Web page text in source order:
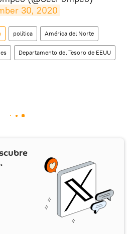
30, 2020
política América del Norte
Departamento del Tesoro de EEUU